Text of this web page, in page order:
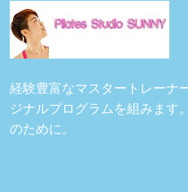
経験豊富なマスタートレーナ
ジナルプログラムを組みます
のために。